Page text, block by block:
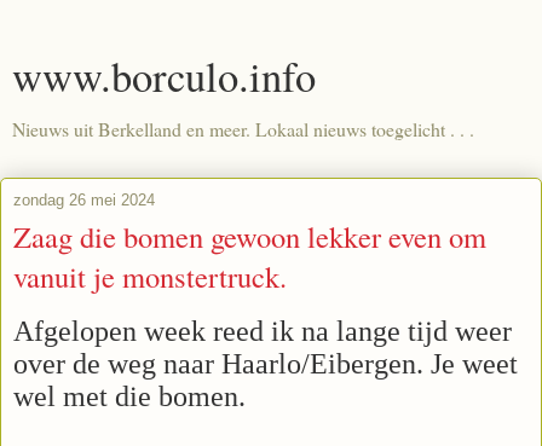
www.borculo.info
Nieuws uit Berkelland en meer. Lokaal nieuws toegelicht . . .
zondag 26 mei 2024
Zaag die bomen gewoon lekker even om
vanuit je monstertruck.
Afgelopen week reed ik na lange tijd weer
over de weg naar Haarlo/Eibergen. Je weet
wel met die bomen.